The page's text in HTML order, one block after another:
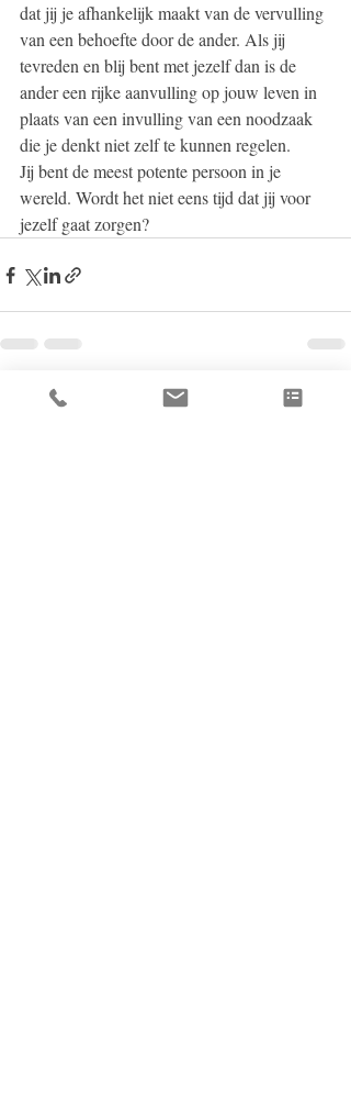
dat jij je afhankelijk maakt van de vervulling
van een behoefte door de ander. Als jij
tevreden en blij bent met jezelf dan is de
ander een rijke aanvulling op jouw leven in
plaats van een invulling van een noodzaak
die je denkt niet zelf te kunnen regelen.
Jij bent de meest potente persoon in je
wereld. Wordt het niet eens tijd dat jij voor
jezelf gaat zorgen?
Recent Posts